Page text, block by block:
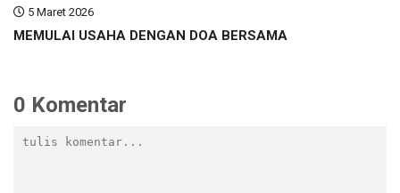
5 Maret 2026
MEMULAI USAHA DENGAN DOA BERSAMA
0 Komentar